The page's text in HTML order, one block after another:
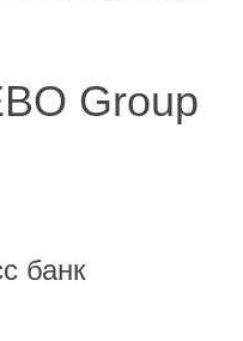
Group
банк